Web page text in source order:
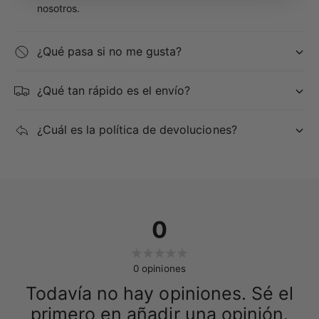
🎼 Especificaciones técnicas
Teclado
88 teclas con acción de martillo a escala
Fuente de sonido: Morphing AiR multidimensional.
Polifonía: 192 voces.
Tonos: 18 sonidos integrados.
nosotros.
¿Qué pasa si no me gusta?
¿Qué tan rápido es el envío?
¿Cuál es la política de devoluciones?
0
0 opiniones
Todavía no hay opiniones. Sé el
primero en añadir una opinión.